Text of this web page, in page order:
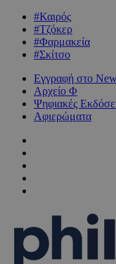
#Καιρός
#Τζόκερ
#Φαρμακεία
#Σκίτσο
Εγγραφή στο
Αρχείο Φ
Ψηφιακές
Αφιερώματα